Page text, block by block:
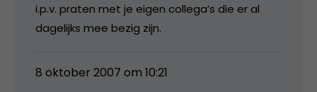
i.p.v. praten met je eigen collega’s die er al
dagelijks mee bezig zijn.
8 oktober 2007 om 10:21